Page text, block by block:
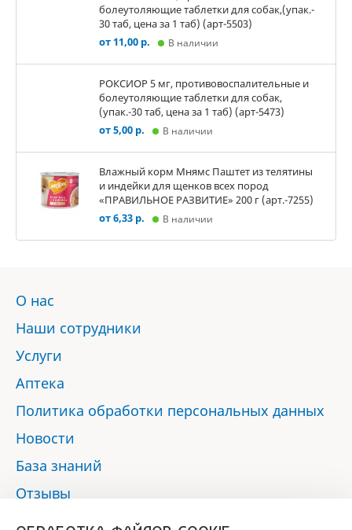
болеутоляющие таблетки для собак,(упак.-
30 таб, цена за 1 таб) (арт-5503)
от 11,00 р.
В наличии
РОКСИОР 5 мг, противовоспалительные и
болеутоляющие таблетки для собак,
(упак.-30 таб, цена за 1 таб) (арт-5473)
от 5,00 р.
В наличии
Влажный корм Мнямс Паштет из телятины
и индейки для щенков всех пород
«ПРАВИЛЬНОЕ РАЗВИТИЕ» 200 г (арт.-7255)
от 6,33 р.
В наличии
О нас
Наши сотрудники
Услуги
Аптека
Политика обработки персональных данных
Новости
База знаний
Отзывы